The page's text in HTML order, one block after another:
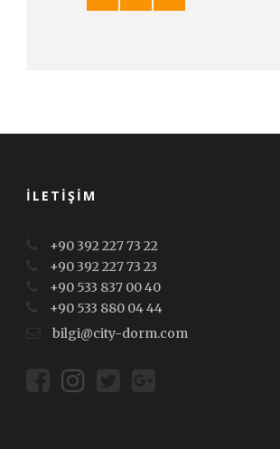
İLETIŞIM
+90 392 227 73 22
+90 392 227 73 23
+90 533 837 00 40
+90 533 880 04 44
bilgi@city-dorm.com